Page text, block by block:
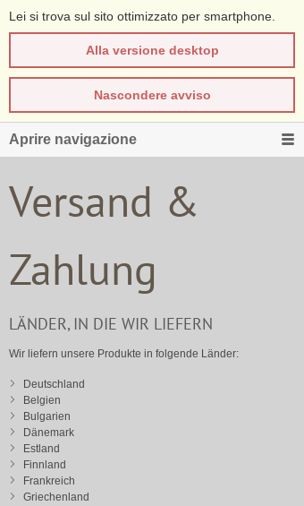
Lei si trova sul sito ottimizzato per smartphone.
Alla versione desktop
Nascondere avviso
Aprire navigazione
Versand &
Zahlung
LÄNDER, IN DIE WIR LIEFERN
Wir liefern unsere Produkte in folgende Länder:
Deutschland
Belgien
Bulgarien
Dänemark
Estland
Finnland
Frankreich
Griechenland